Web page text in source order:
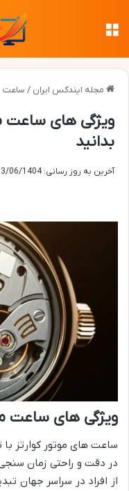
مجله ایندکس ایران / ساعت
ویژگی های ساعت
بدانید
آخرین به روز رسانی: 13/06/1404
ویژگی های ساعت
ساعت های موتور کوارتز
در دقت و راحتی زمان
از افراد در سراسر جهان